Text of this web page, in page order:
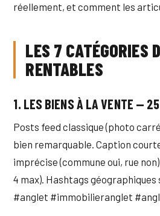
réellement, et comment les
LES 7 CATÉGORIES
RENTABLES
1. LES BIENS À LA VENTE —
Posts feed classique (photo
bien remarquable. Caption
imprécise (commune oui, rue
4 max). Hashtags géographiques
#anglet #immobilieranglet